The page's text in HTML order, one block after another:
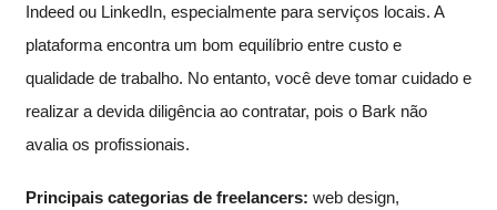
Indeed ou LinkedIn, especialmente para serviços locais. A
plataforma encontra um bom equilíbrio entre custo e
qualidade de trabalho. No entanto, você deve tomar cuidado e
realizar a devida diligência ao contratar, pois o Bark não
avalia os profissionais.
Principais categorias de freelancers: web design,